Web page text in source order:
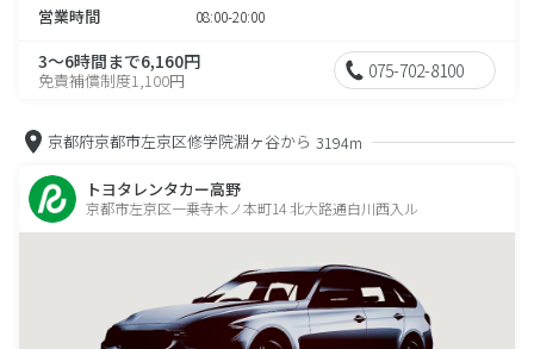
営業時間 08:00-20:00
3～6時間まで6,160円
免責補償制度1,100円 075-702-8100
京都府京都市左京区修学院淵ヶ谷から 3194m
トヨタレンタカー高野
京都市左京区一乗寺木ノ本町14 北大路通白川西入ル